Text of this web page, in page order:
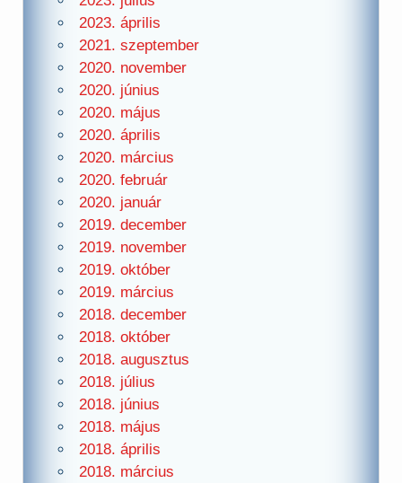
2023. április
2021. szeptember
2020. november
2020. június
2020. május
2020. április
2020. március
2020. február
2020. január
2019. december
2019. november
2019. október
2019. március
2018. december
2018. október
2018. augusztus
2018. július
2018. június
2018. május
2018. április
2018. március